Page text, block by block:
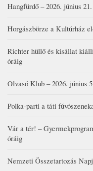
Hangfürdő – 2026. június
Horgászbörze a Kultúrház
Richter hüllő és kisállat
óráig
Olvasó Klub – 2026. június
Polka-parti a táti
Vár a tér! –
óráig
Nemzeti Összetartozás